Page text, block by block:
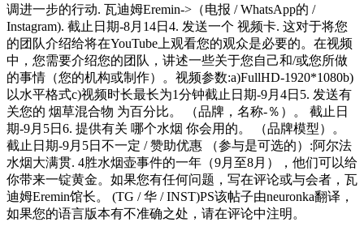
调进一步的行动. 瓦迪姆Eremin->（电报 / WhatsApp的 /
Instagram). 截止日期-8月14日4. 发送一个 视频卡. 这对于将您
的团队介绍给将在YouTube上观看您的观众是必要的。在视频
中，您需要介绍您的团队，讲述一些关于您自己和/或您所做
的事情（您的机构或制作）。视频参数:a)FullHD-1920*1080b)
以水平格式c)视频时长最长为1分钟截止日期-9月4日5. 发送有
关您的 烟草混合物 为百分比。 （品牌，名称-％）。 截止日
期-9月5日6. 提供有关 哪个水烟 你会用的。 （品牌模型）。
截止日期-9月5日不一定 / 赞助优惠 （参与是可选的）:阿尔法
水烟大满贯. 4胜水烟壶事件的一年（9月至8月），他们可以给
你带来一锭黄金。如果您有任何问题，写在评论或与会者，瓦
迪姆Eremin馆长。 (TG / 华 / INST)PS该帖子由neuronka翻译，
如果您的语言版本有不准确之处，请在评论中注明。